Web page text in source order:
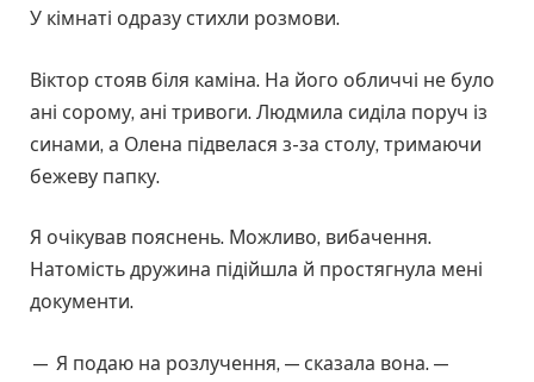
У кімнаті одразу стихли розмови.
Віктор стояв біля каміна. На його обличчі не було
ані сорому, ані тривоги. Людмила сиділа поруч із
синами, а Олена підвелася з-за столу, тримаючи
бежеву папку.
Я очікував пояснень. Можливо, вибачення.
Натомість дружина підійшла й простягнула мені
документи.
— Я подаю на розлучення, — сказала вона. —